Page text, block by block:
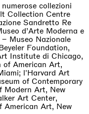
collezioni
Collection Centre
Sandretto Re
d’Arte Moderna e
Museo Nazionale
Foundation,
Institute di Chicago,
of American Art,
l'Harvard Art
of Contemporary
Modern Art, New
Art Center,
American Art, New